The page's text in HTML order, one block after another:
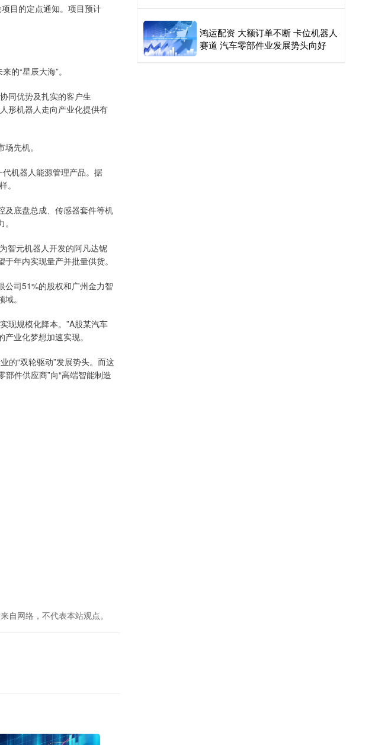
目的定点通知。项目预计
的“星辰大海”。
同优势及扎实的客户生
形机器人走向产业化提供有
先机。
机器人能源管理产品。据
。
及底盘总成、传感器套件等机
智元机器人开发的阿凡达铌
年内实现量产并批量供货。
公司51%的股权和广州金力智
。
现规模化降本。”A股某汽车
业化梦想加速实现。
的“双轮驱动”发展势头。而这
件供应商”向“高端智能制造
自网络，不代表本站观点。
鸿运配资 大额订单不断 卡位机器人
赛道 汽车零部件业发展势头向好